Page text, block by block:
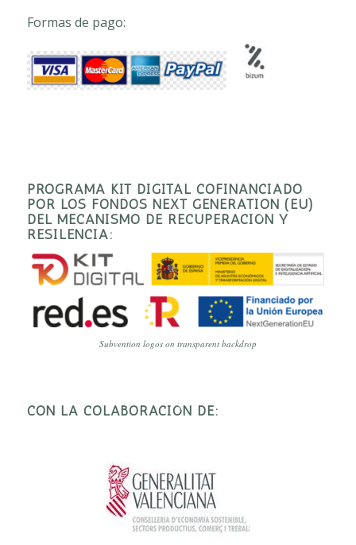
Formas de pago:
PROGRAMA KIT DIGITAL COFINANCIADO
POR LOS FONDOS NEXT GENERATION (EU)
DEL MECANISMO DE RECUPERACIÓN Y
RESILENCIA:
Subvention logos on transparent backdrop
CON LA COLABORACIÓN DE: